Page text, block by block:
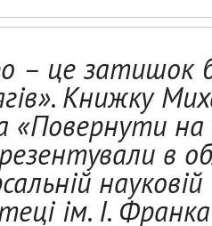
– це затишок
Книжку
«Повернути
в
науковій
ім. І. Франка